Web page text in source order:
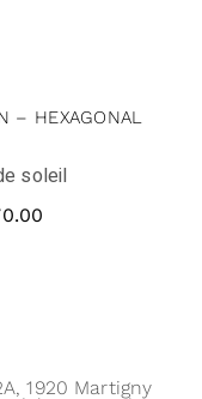
– HEXAGONAL
soleil
1920 Martigny